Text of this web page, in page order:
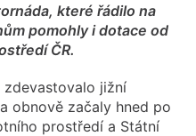
které řádilo na
pomohly i dotace od
ČR.
jižní
obnově začaly hned po
prostředí a Státní